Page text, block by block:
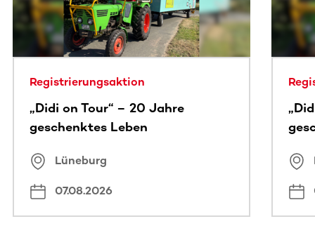
Registrierungsaktion
„Didi on Tour“ – 20 Jahre
geschenktes Leben
Lüneburg
07.08.2026